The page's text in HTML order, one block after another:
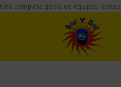
Una completa gama de equipos,